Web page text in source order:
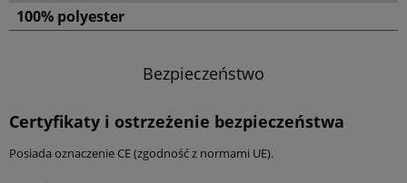
100% polyester
Bezpieczeństwo
Certyfikaty i ostrzeżenie bezpieczeństwa
Posiada oznaczenie CE (zgodność z normami UE).